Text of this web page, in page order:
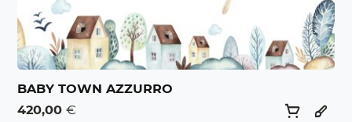
BABY TOWN AZZURRO
420,00€